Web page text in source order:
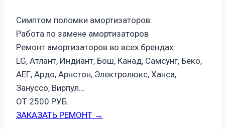
Симптом поломки амортизаторов:
Работа по замене амортизаторов
Ремонт амортизаторов во всех брендах:
LG, Атлант, Индиант, Бош, Канад, Самсунг, Беко,
АЕГ, Ардо, Арнстон, Электролюкс, Ханса,
Зануссо, Вирпул...
ОТ 2500 РУБ.
ЗАКАЗАТЬ РЕМОНТ →